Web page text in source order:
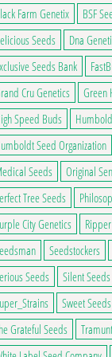
du produit
peuvent être
à 60,00€
a plusieurs variations.
Farm Genetix
BSF
Seeds
Dna
Seeds Bank
Cru Genetics
Green
Speed Buds
Seed Organization
Seeds
Original
Tree Seeds
City Genetics
Seedstockers
Seeds
Silent Seeds
Sweet Seeds
Grateful Seeds